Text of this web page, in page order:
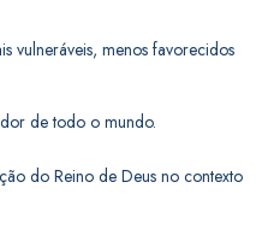
vulneráveis, menos favorecidos
de todo o mundo.
do Reino de Deus no contexto